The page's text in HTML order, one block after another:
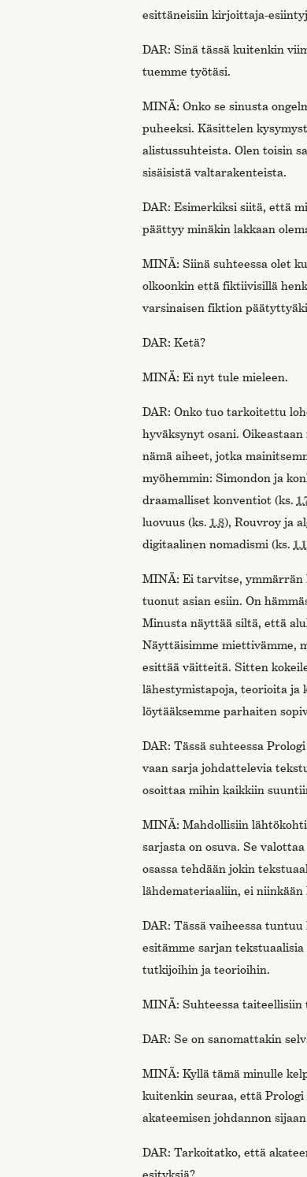
esittäneisiin kirjoittaja-
DAR: Sinä tässä kuitenkin
tuemme työtäsi.
MINÄ: Onko se sinusta
puheeksi. Käsittelen
alistussuhteista. Olen toisin
sisäisistä valtarakenteista.
DAR: Esimerkiksi siitä, että
päättyy minäkin lakkaan
MINÄ: Siinä suhteessa olet
olkoonkin että fiktiivisillä
varsinaisen fiktion
DAR: Ketä?
MINÄ: Ei nyt tule mieleen.
DAR: Onko tuo tarkoitettu
hyväksynyt osani.
nämä aiheet, jotka
myöhemmin: Simondon ja
draamalliset konventiot (ks.
luovuus (ks. 1.8), Rouvroy ja
digitaalinen nomadismi (ks.
MINÄ: Ei tarvitse, ymmärrän
tuonut asian esiin. On
Minusta näyttää siltä, että
Näyttäisimme miettivämme,
esittää väitteitä. Sitten
lähestymistapoja, teorioita ja
löytääksemme parhaiten
DAR: Tässä suhteessa
vaan sarja johdattelevia
osoittaa mihin kaikkiin
MINÄ: Mahdollisiin
sarjasta on osuva. Se
osassa tehdään jokin
lähdemateriaaliin, ei
DAR: Tässä vaiheessa
esitämme sarjan
tutkijoihin ja teorioihin.
MINÄ: Suhteessa
DAR: Se on sanomattakin
MINÄ: Kyllä tämä minulle
kuitenkin seuraa, että
akateemisen johdannon
DAR: Tarkoitatko, että
esityksiä?